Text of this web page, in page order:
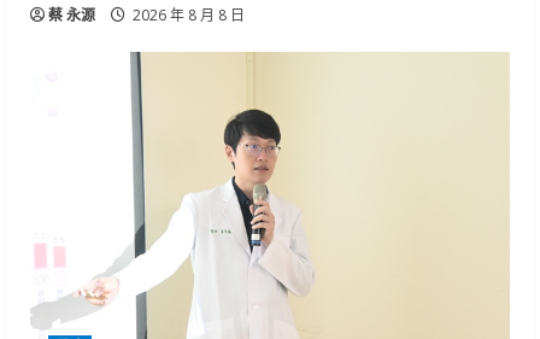
蔡 永源 2026 年 8 月 8 日